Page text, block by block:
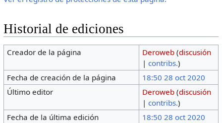
Historial de ediciones
Creador de la página Deroweb (discusión
| contribs.)
Fecha de creación de la página
18:50 28 oct 2020
Último editor
Deroweb (discusión
| contribs.)
Fecha de la última edición
18:50 28 oct 2020